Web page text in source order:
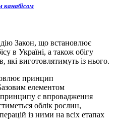
канабісом
Закон, що встановлює
в Україні, а також обігу
які виготовлятимуть із нього.
принцип
елементом
принципу є впровадження
облік рослин,
із ними на всіх етапах